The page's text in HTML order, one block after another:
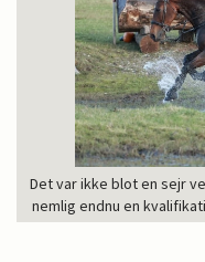
Det var ikke blot en sejr
nemlig endnu en